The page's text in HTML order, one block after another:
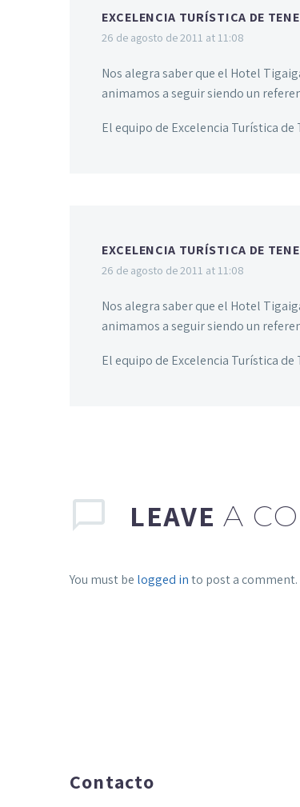
EXCELENCIA TURÍSTICA DE
26 de agosto de 2011 at 11:08
Nos alegra saber que el Hotel
animamos a seguir siendo un
El equipo de Excelencia Turística de
EXCELENCIA TURÍSTICA DE
26 de agosto de 2011 at 11:08
Nos alegra saber que el Hotel
animamos a seguir siendo un
El equipo de Excelencia Turística de
LEAVE A
You must be logged into post a comment.
Contacto